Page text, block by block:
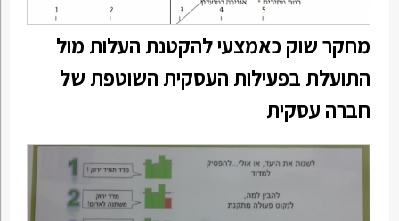
מחקר שוק כאמצעי להקטנת העלות מול
התועלת בפעילות העסקית השוטפת של
חברה עסקית